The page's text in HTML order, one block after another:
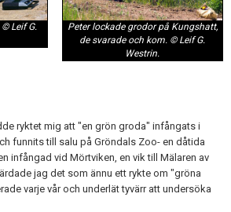
Leif G.
Peter lockade grodor på Kungshatt,
de svarade och kom. © Leif G.
Westrin.
ryktet mig att "en grön groda" infångats i
funnits till salu på Gröndals Zoo- en dåtida
infångad vid Mörtviken, en vik till Mälaren av
jag det som ännu ett rykte om "gröna
varje vår och underlät tyvärr att undersöka